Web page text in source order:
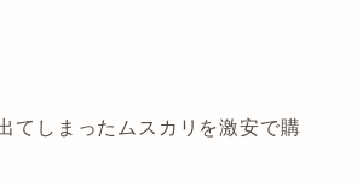
てしまったムスカリを激安で購